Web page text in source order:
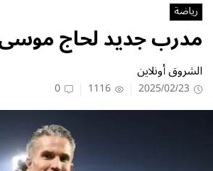
رياضة
مدرب جديد لحاج
الشروق أونلاين
2025/02/23
1116
0